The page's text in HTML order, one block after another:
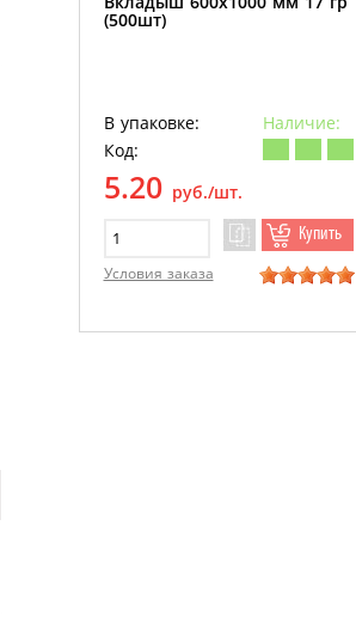
(500шт)
В упаковке:
Наличие:
Код:
5.20 руб./шт.
Купить
Условия заказа